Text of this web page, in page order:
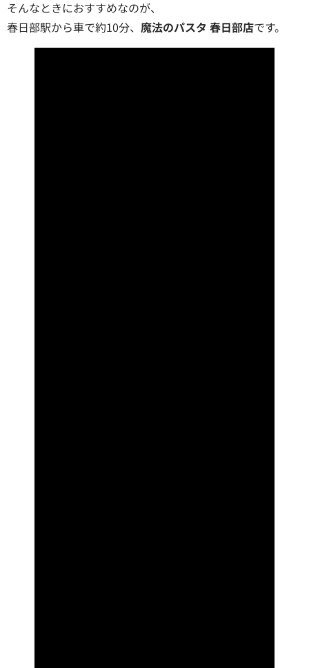
そんなときにおすすめなのが、
春日部駅から車で約10分、 魔法のパスタ 春日部店です。